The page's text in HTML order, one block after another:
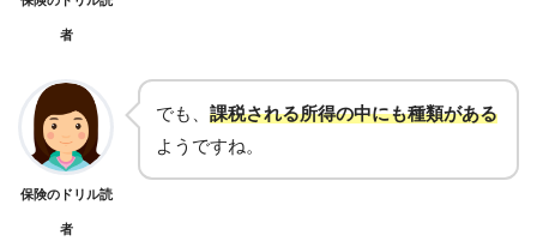
者
保険のドリル読
者
でも、 課税される所得の中にも種類がある
ようですね。